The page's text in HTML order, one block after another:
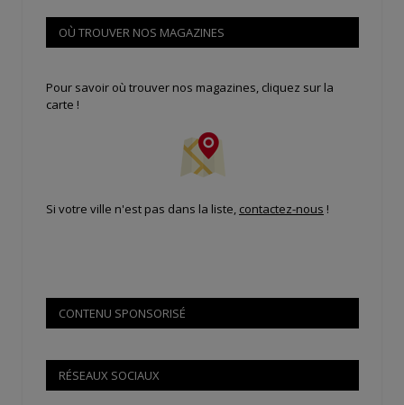
OÙ TROUVER NOS MAGAZINES
Pour savoir où trouver nos magazines, cliquez sur la
carte !
Si votre ville n'est pas dans la liste, contactez-nous !
CONTENU SPONSORISÉ
RÉSEAUX SOCIAUX